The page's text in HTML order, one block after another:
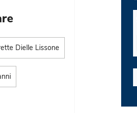
Dielle Lissone